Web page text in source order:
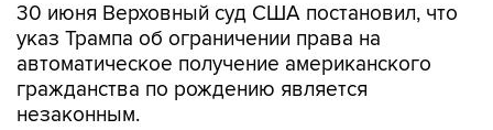
30 июня Верховный суд США постановил, что
указ Трампа об ограничении права на
автоматическое получение американского
гражданства по рождению является
незаконным.